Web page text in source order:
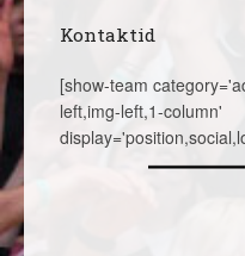
Kontaktid
[show-team
left,img-left,1-column'